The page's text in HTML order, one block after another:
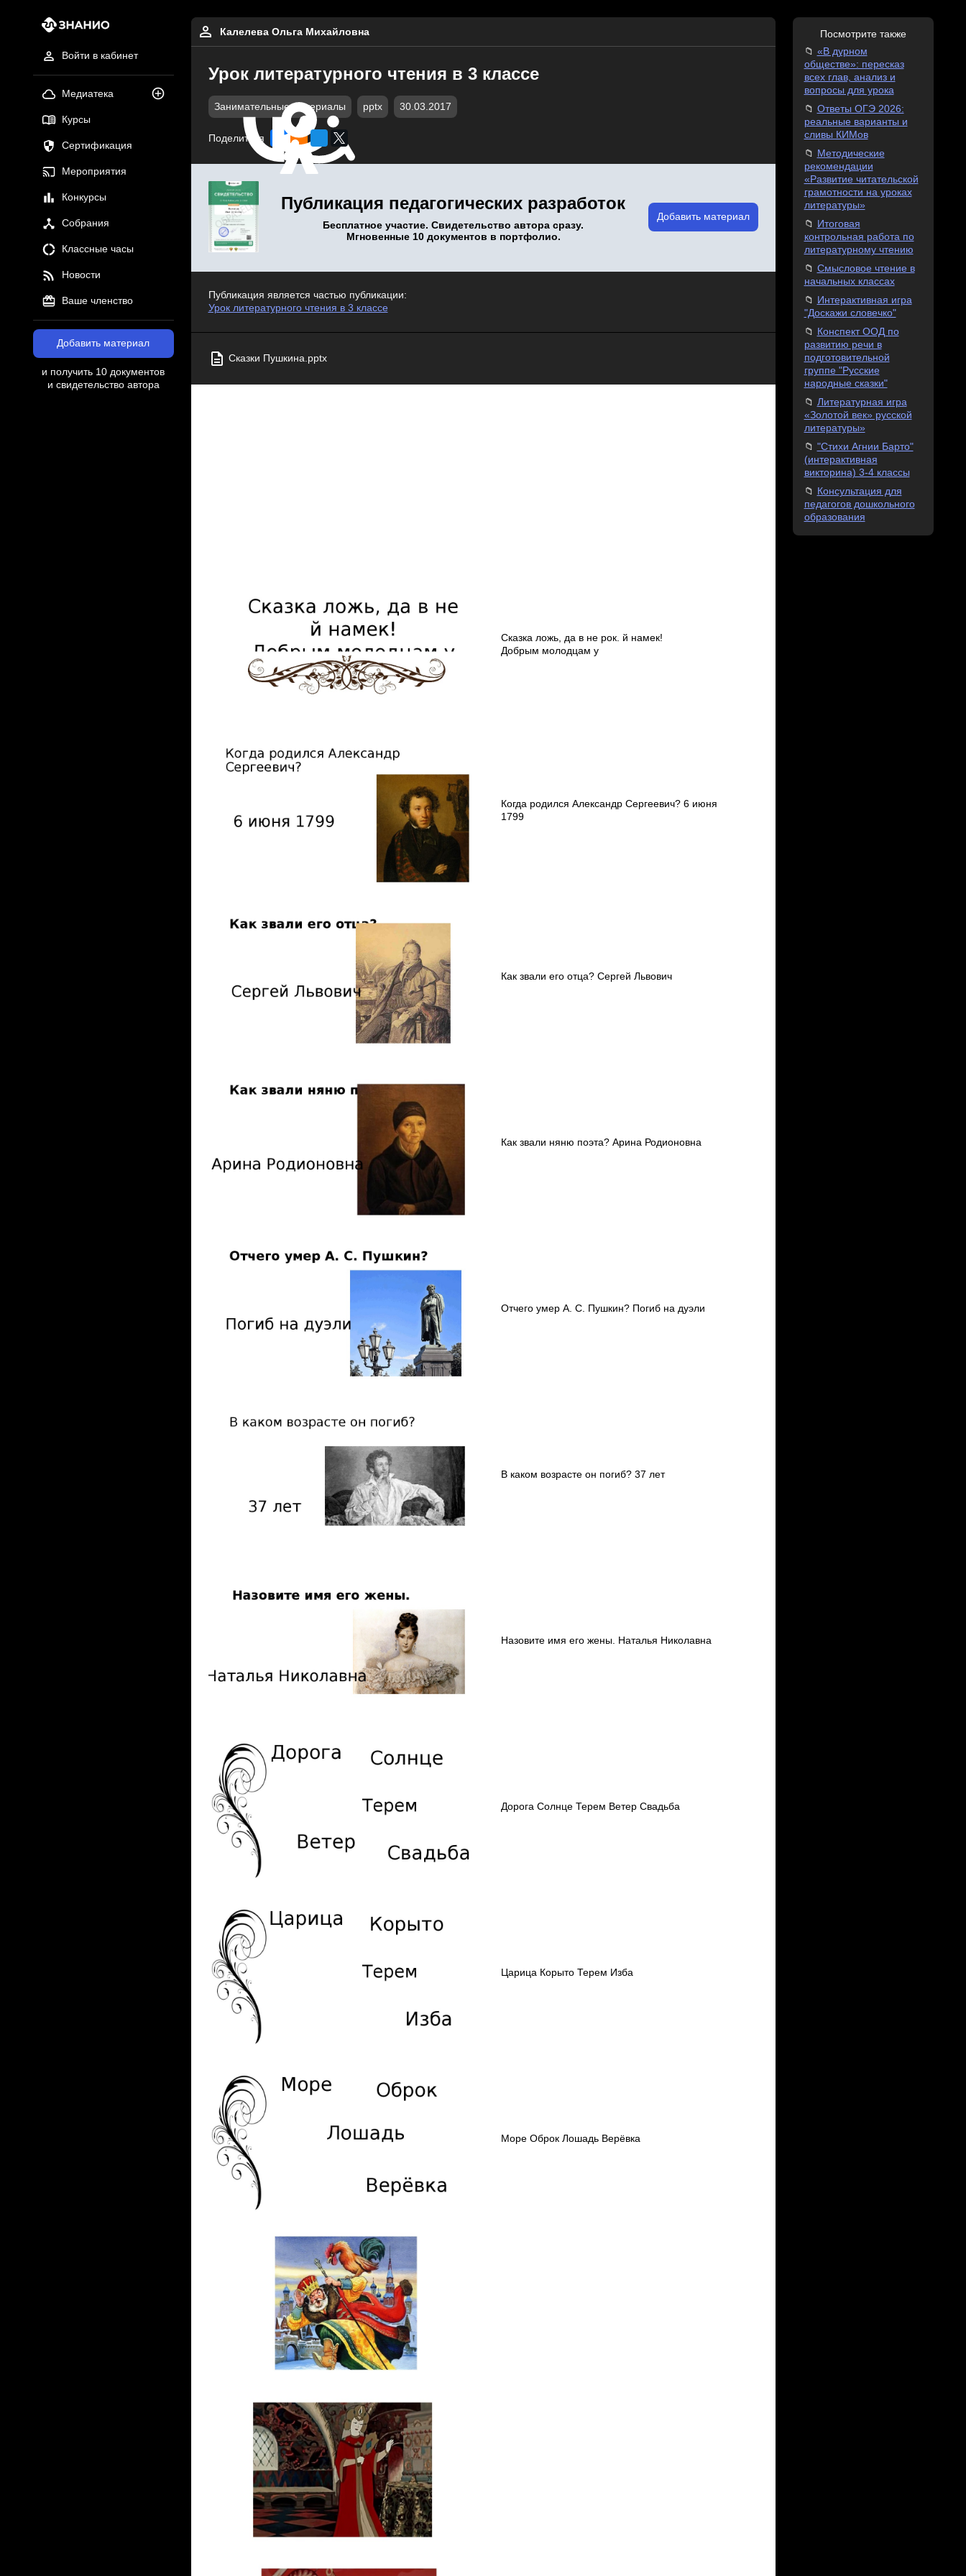
Войти в кабинет
Медиатека
Курсы
Сертификация
Мероприятия
Конкурсы
Собрания
Классные часы
Новости
Ваше членство
Добавить материал
и получить 10 документов
и свидетельство автора
Калелева Ольга Михайловна
Урок литературного чтения в 3 классе
Занимательные материалы pptx 30.03.2017
Поделиться
Публикация педагогических разработок
Бесплатное участие. Свидетельство автора сразу.
Мгновенные 10 документов в портфолио.
Добавить материал
Публикация является частью публикации:
Урок литературного чтения в 3 классе
Сказки Пушкина.pptx
Сказка ложь, да в не рок. й намек!
Добрым молодцам у
Когда родился Александр Сергеевич? 6 июня
1799
Как звали его отца? Сергей Львович
Как звали няню поэта? Арина Родионовна
Отчего умер А. С. Пушкин? Погиб на дуэли
В каком возрасте он погиб? 37 лет
Назовите имя его жены. Наталья Николавна
Дорога Солнце Терем Ветер Свадьба
Царица Корыто Терем Изба
Море Оброк Лошадь Верёвка
Посмотрите также
«В дурном
обществе»: пересказ
всех глав, анализ и
вопросы для урока
Ответы ОГЭ 2026:
реальные варианты и
сливы КИМов
Методические
рекомендации
«Развитие читательской
грамотности на уроках
литературы»
Итоговая
контрольная работа по
литературному чтению
Смысловое чтение в
начальных классах
Интерактивная игра
"Доскажи словечко"
Конспект ООД по
развитию речи в
подготовительной
группе "Русские
народные сказки"
Литературная игра
«Золотой век» русской
литературы»
"Стихи Агнии Барто"
(интерактивная
викторина) 3-4 классы
Консультация для
педагогов дошкольного
образования